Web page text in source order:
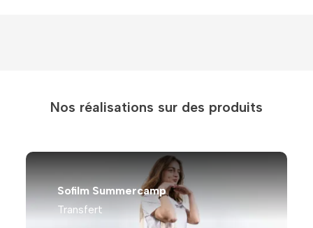
Nos réalisations sur des produits
Sofilm Summercamp
Transfert